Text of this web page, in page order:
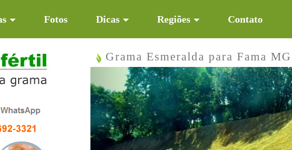
Fotos Dicas Regiões Contato
Grama Esmeralda para Fama MG
Previous